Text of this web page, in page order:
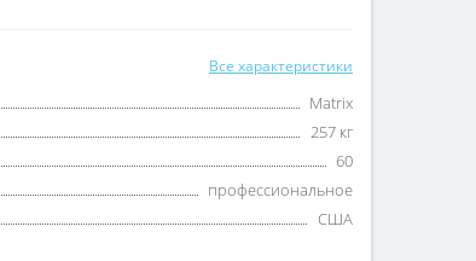
Все характеристики
Matrix
257 кг
60
профессиональное
США